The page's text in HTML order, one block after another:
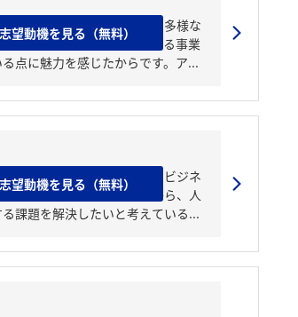
するのは、総合商社として多様な
り、国や社会の根幹を支える事業
点に魅力を感じたからです。ア...
志望動機を見る（無料）
し社会変革を起こすようなビジネ
。幼少期の海外での経験から、人
課題を解決したいと考えている...
志望動機を見る（無料）